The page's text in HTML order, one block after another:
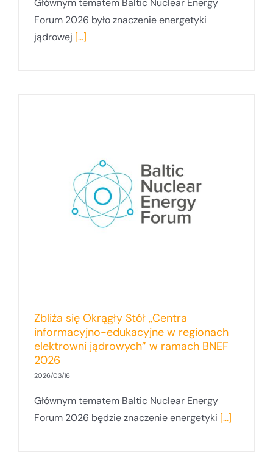
Głównym tematem Baltic Nuclear Energy
Forum 2026 było znaczenie energetyki
jądrowej [...]
Zbliża się Okrągły Stół „Centra
informacyjno-edukacyjne w regionach
elektrowni jądrowych” w ramach BNEF
2026
2026/03/16
Głównym tematem Baltic Nuclear Energy
Forum 2026 będzie znaczenie energetyki [...]